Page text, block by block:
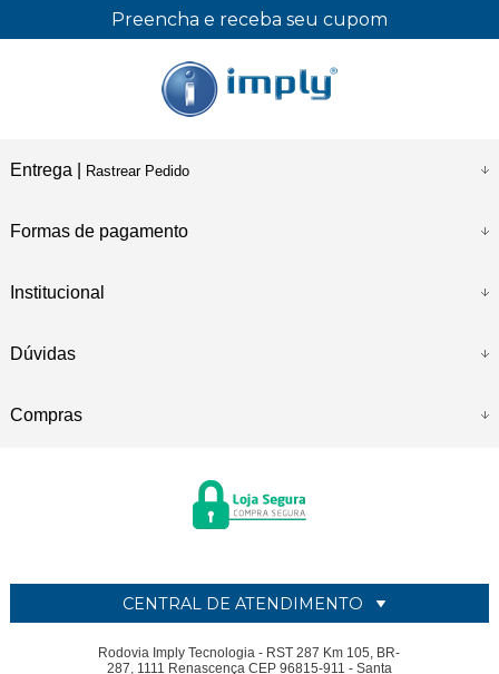
Preencha e receba seu cupom
Entrega | Rastrear Pedido
Formas de pagamento
Institucional
Dúvidas
Compras
CENTRAL DE ATENDIMENTO
Rodovia Imply Tecnologia - RST 287 Km 105, BR-
287, 1111 Renascença CEP 96815-911 - Santa